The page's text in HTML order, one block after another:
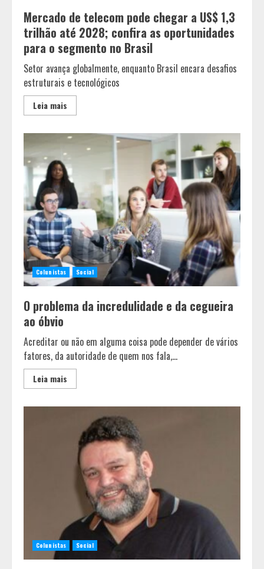
Mercado de telecom pode chegar a US$ 1,3
trilhão até 2028; confira as oportunidades
para o segmento no Brasil
Setor avança globalmente, enquanto Brasil encara desafios
estruturais e tecnológicos
Leia mais
Colunistas Social
O problema da incredulidade e da cegueira
ao óbvio
Acreditar ou não em alguma coisa pode depender de vários
fatores, da autoridade de quem nos fala,...
Leia mais
Colunistas Social